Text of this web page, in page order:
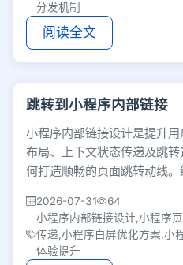
分发机制
阅读全文
跳转到小程序内部链接
小程序内部链接设计是提升
布局、上下文状态传递及跳
何打造顺畅的页面跳转动线
2026-07-31
64
小程序内部链接设计,小程序
传递,小程序白屏优化方案,小
体验提升